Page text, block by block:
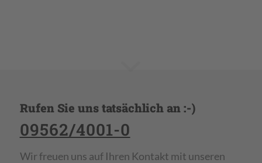
Rufen Sie uns tatsächlich an :-)
09562/4001-0
Wir freuen uns auf Ihren Kontakt mit unseren